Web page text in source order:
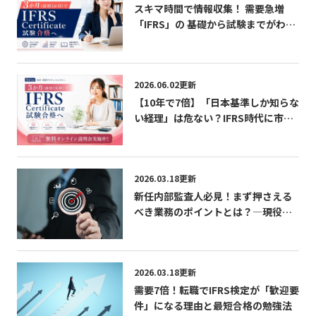
スキマ時間で情報収集！ 需要急増
「IFRS」の 基礎から試験までがわか
2026.06.02更新
【10年で7倍】「日本基準しか知らな
い経理」は危ない？IFRS時代に市場
2026.03.18更新
新任内部監査人必見！まず押さえる
べき業務のポイントとは？―現役内
2026.03.18更新
需要7倍！転職でIFRS検定が「歓迎要
件」になる理由と最短合格の勉強法